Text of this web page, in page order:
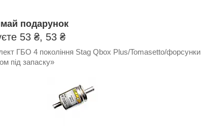
подарунок
53 ₴, 53 ₴
ГБО 4 покоління Stag Qbox Plus/Tomasetto/форсунки
під запаску»